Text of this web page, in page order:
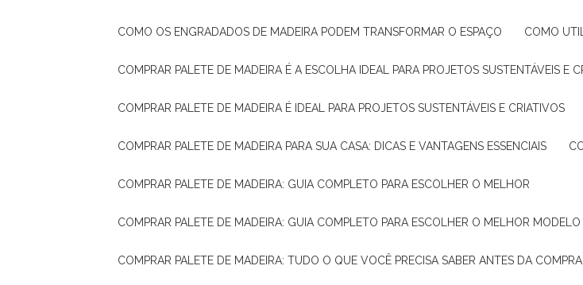
COMO OS ENGRADADOS DE MADEIRA PODEM TRANSFORMAR O ESPAÇO COMO
COMPRAR PALETE DE MADEIRA É A ESCOLHA IDEAL PARA PROJETOS SUSTENTÁVEIS E
COMPRAR PALETE DE MADEIRA É IDEAL PARA PROJETOS SUSTENTÁVEIS E CRIATIVOS
COMPRAR PALETE DE MADEIRA PARA SUA CASA: DICAS E VANTAGENS ESSENCIAIS
COMPRAR PALETE DE MADEIRA: GUIA COMPLETO PARA ESCOLHER O MELHOR
COMPRAR PALETE DE MADEIRA: GUIA COMPLETO PARA ESCOLHER O MELHOR MODELO
COMPRAR PALETE DE MADEIRA: TUDO O QUE VOCÊ PRECISA SABER ANTES DA COMPRA